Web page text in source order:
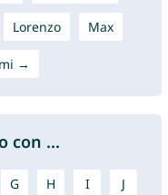
Lorenzo Max
→
con ...
G H I J